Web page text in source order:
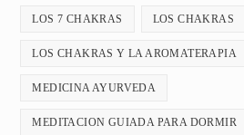
LOS 7 CHAKRAS LOS CHAKRAS
LOS CHAKRAS Y LA AROMATERAPIA
MEDICINA AYURVEDA
MEDITACION GUIADA PARA DORMIR